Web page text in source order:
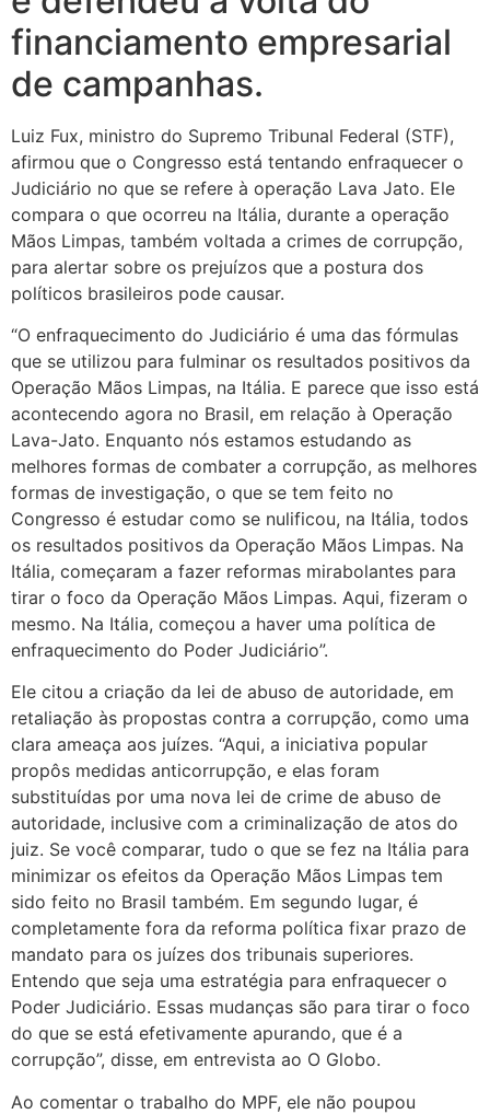
financiamento empresarial
de campanhas.
Luiz Fux, ministro do Supremo Tribunal Federal (STF),
afirmou que o Congresso está tentando enfraquecer o
Judiciário no que se refere à operação Lava Jato. Ele
compara o que ocorreu na Itália, durante a operação
Mãos Limpas, também voltada a crimes de corrupção,
para alertar sobre os prejuízos que a postura dos
políticos brasileiros pode causar.
“O enfraquecimento do Judiciário é uma das fórmulas
que se utilizou para fulminar os resultados positivos da
Operação Mãos Limpas, na Itália. E parece que isso está
acontecendo agora no Brasil, em relação à Operação
Lava-Jato. Enquanto nós estamos estudando as
melhores formas de combater a corrupção, as melhores
formas de investigação, o que se tem feito no
Congresso é estudar como se nulificou, na Itália, todos
os resultados positivos da Operação Mãos Limpas. Na
Itália, começaram a fazer reformas mirabolantes para
tirar o foco da Operação Mãos Limpas. Aqui, fizeram o
mesmo. Na Itália, começou a haver uma política de
enfraquecimento do Poder Judiciário”.
Ele citou a criação da lei de abuso de autoridade, em
retaliação às propostas contra a corrupção, como uma
clara ameaça aos juízes. “Aqui, a iniciativa popular
propôs medidas anticorrupção, e elas foram
substituídas por uma nova lei de crime de abuso de
autoridade, inclusive com a criminalização de atos do
juiz. Se você comparar, tudo o que se fez na Itália para
minimizar os efeitos da Operação Mãos Limpas tem
sido feito no Brasil também. Em segundo lugar, é
completamente fora da reforma política fixar prazo de
mandato para os juízes dos tribunais superiores.
Entendo que seja uma estratégia para enfraquecer o
Poder Judiciário. Essas mudanças são para tirar o foco
do que se está efetivamente apurando, que é a
corrupção”, disse, em entrevista ao O Globo.
Ao comentar o trabalho do MPF, ele não poupou